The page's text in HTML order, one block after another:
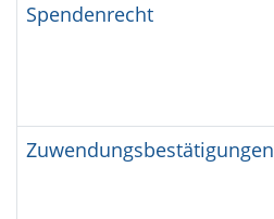
Spendenrecht
Zuwendungsbestätigungen